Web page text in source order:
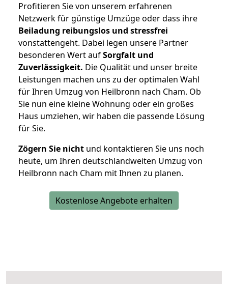
Profitieren Sie von unserem erfahrenen
Netzwerk für günstige Umzüge oder dass ihre
Beiladung reibungslos und stressfrei
vonstattengeht. Dabei legen unsere Partner
besonderen Wert aufSorgfalt und
Zuverlässigkeit. Die Qualität und unser breite
Leistungen machen uns zu der optimalen Wahl
für Ihren Umzug von Heilbronn nach Cham. Ob
Sie nun eine kleine Wohnung oder ein großes
Haus umziehen, wir haben die passende Lösung
für Sie.
Zögern Sie nicht und kontaktieren Sie uns noch
heute, um Ihren deutschlandweiten Umzug von
Heilbronn nach Cham mit Ihnen zu planen.
Kostenlose Angebote erhalten